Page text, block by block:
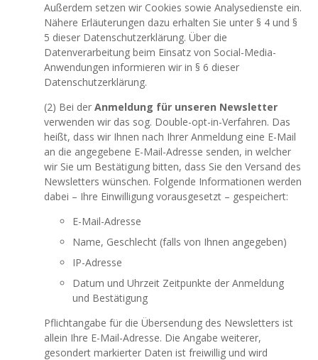
Außerdem setzen wir Cookies sowie Analysedienste ein.
Nähere Erläuterungen dazu erhalten Sie unter § 4 und §
5 dieser Datenschutzerklärung. Über die
Datenverarbeitung beim Einsatz von Social-Media-
Anwendungen informieren wir in § 6 dieser
Datenschutzerklärung.
(2) Bei derAnmeldung für unseren Newsletter
verwenden wir das sog. Double-opt-in-Verfahren. Das
heißt, dass wir Ihnen nach Ihrer Anmeldung eine E-Mail
an die angegebene E-Mail-Adresse senden, in welcher
wir Sie um Bestätigung bitten, dass Sie den Versand des
Newsletters wünschen. Folgende Informationen werden
dabei – Ihre Einwilligung vorausgesetzt – gespeichert:
E-Mail-Adresse
Name, Geschlecht (falls von Ihnen angegeben)
IP-Adresse
Datum und Uhrzeit Zeitpunkte der Anmeldung
und Bestätigung
Pflichtangabe für die Übersendung des Newsletters ist
allein Ihre E-Mail-Adresse. Die Angabe weiterer,
gesondert markierter Daten ist freiwillig und wird